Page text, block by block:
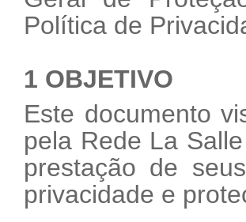
Política de
1 OBJETIVO
Este documento
pela Rede La
prestação de
privacidade e